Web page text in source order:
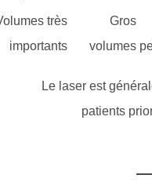
Gros
volumes
Volumes très
importants
Le laser est
patients